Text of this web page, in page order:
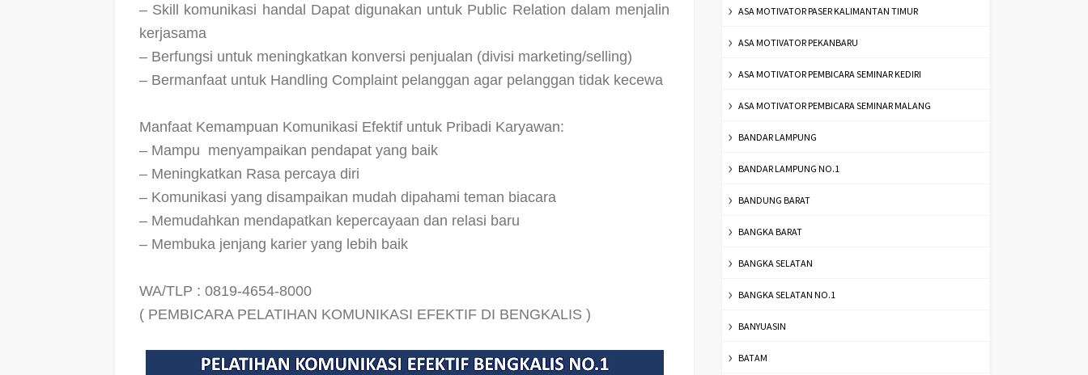
– Skill komunikasi handal Dapat digunakan untuk Public Relation dalam menjalin
kerjasama
– Berfungsi untuk meningkatkan konversi penjualan (divisi marketing/selling)
– Bermanfaat untuk Handling Complaint pelanggan agar pelanggan tidak kecewa
Manfaat Kemampuan Komunikasi Efektif untuk Pribadi Karyawan:
– Mampu menyampaikan pendapat yang baik
– Meningkatkan Rasa percaya diri
– Komunikasi yang disampaikan mudah dipahami teman biacara
– Memudahkan mendapatkan kepercayaan dan relasi baru
– Membuka jenjang karier yang lebih baik
WA/TLP : 0819-4654-8000
( PEMBICARA PELATIHAN KOMUNIKASI EFEKTIF DI BENGKALIS )
ASA MOTIVATOR PASER KALIMANTAN TIMUR
ASA MOTIVATOR PEKANBARU
ASA MOTIVATOR PEMBICARA SEMINAR KEDIRI
ASA MOTIVATOR PEMBICARA SEMINAR MALANG
BANDAR LAMPUNG
BANDAR LAMPUNG NO.1
BANDUNG BARAT
BANGKA BARAT
BANGKA SELATAN
BANGKA SELATAN NO.1
BANYUASIN
BATAM